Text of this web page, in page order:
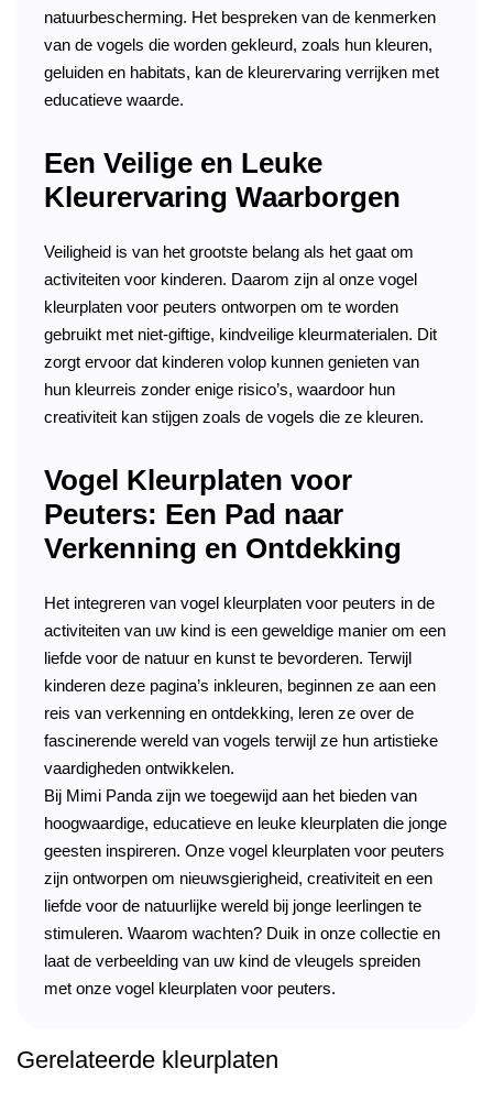
natuurbescherming. Het bespreken van de kenmerken
van de vogels die worden gekleurd, zoals hun kleuren,
geluiden en habitats, kan de kleurervaring verrijken met
educatieve waarde.
Een Veilige en Leuke
Kleurervaring Waarborgen
Veiligheid is van het grootste belang als het gaat om
activiteiten voor kinderen. Daarom zijn al onze vogel
kleurplaten voor peuters ontworpen om te worden
gebruikt met niet-giftige, kindveilige kleurmaterialen. Dit
zorgt ervoor dat kinderen volop kunnen genieten van
hun kleurreis zonder enige risico’s, waardoor hun
creativiteit kan stijgen zoals de vogels die ze kleuren.
Vogel Kleurplaten voor
Peuters: Een Pad naar
Verkenning en Ontdekking
Het integreren van vogel kleurplaten voor peuters in de
activiteiten van uw kind is een geweldige manier om een
liefde voor de natuur en kunst te bevorderen. Terwijl
kinderen deze pagina’s inkleuren, beginnen ze aan een
reis van verkenning en ontdekking, leren ze over de
fascinerende wereld van vogels terwijl ze hun artistieke
vaardigheden ontwikkelen.
Bij Mimi Panda zijn we toegewijd aan het bieden van
hoogwaardige, educatieve en leuke kleurplaten die jonge
geesten inspireren. Onze vogel kleurplaten voor peuters
zijn ontworpen om nieuwsgierigheid, creativiteit en een
liefde voor de natuurlijke wereld bij jonge leerlingen te
stimuleren. Waarom wachten? Duik in onze collectie en
laat de verbeelding van uw kind de vleugels spreiden
met onze vogel kleurplaten voor peuters.
Gerelateerde kleurplaten